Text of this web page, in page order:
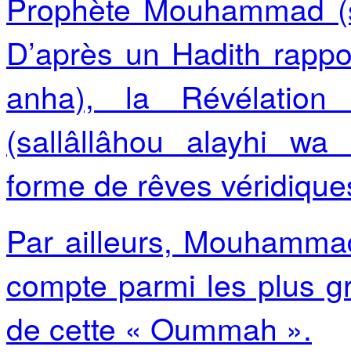
D’après un Hadith
anha), la Révélation
(sallâllâhou alayhi
forme de rêves
Par ailleurs,
compte parmi les plus
de cette « Oummah ».